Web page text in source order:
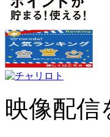
映像配信